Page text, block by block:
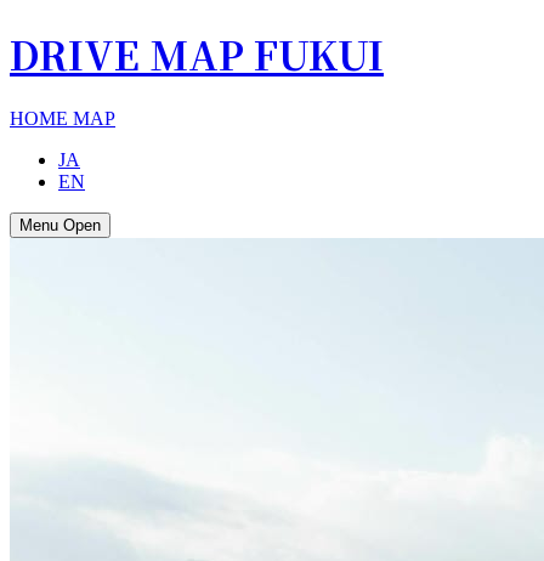
DRIVE MAP FUKUI
HOME MAP
JA
EN
Menu Open